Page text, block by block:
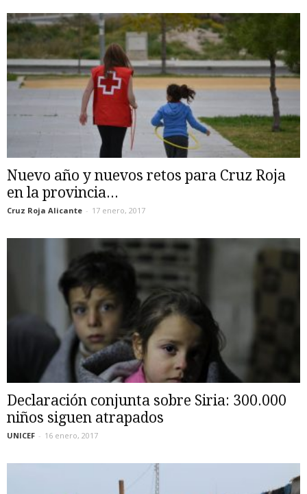
Nuevo año y nuevos retos para Cruz Roja
en la provincia...
Cruz Roja Alicante - 17 enero, 2017
Declaración conjunta sobre Siria: 300.000
niños siguen atrapados
UNICEF - 16 enero, 2017